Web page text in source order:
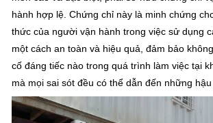
hành hợp lệ. Chứng chỉ này là minh chứng
thức của người vận hành trong việc sử dụng
một cách an toàn và hiệu quả, đảm bảo
cố đáng tiếc nào trong quá trình làm việc tại
mà mọi sai sót đều có thể dẫn đến những